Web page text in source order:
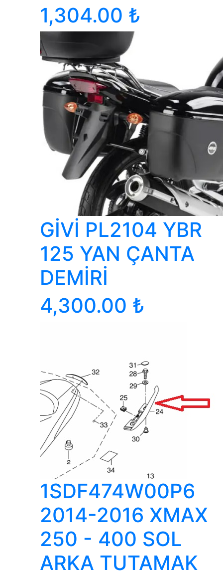
1,304.00 ₺
GİVİ PL2104 YBR
125 YAN ÇANTA
DEMİRİ
4,300.00 ₺
1SDF474W00P6
2014-2016 XMAX
250 - 400 SOL
ARKA TUTAMAK